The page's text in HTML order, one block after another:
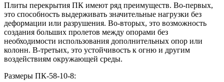
Плиты перекрытия ПК имеют ряд преимуществ. Во-первых,
это способность выдерживать значительные нагрузки без
деформации или разрушения. Во-вторых, это возможность
создания больших пролетов между опорами без
необходимости использования дополнительных опор или
колонн. В-третьих, это устойчивость к огню и другим
воздействиям окружающей среды.
Размеры ПК-58-10-8: